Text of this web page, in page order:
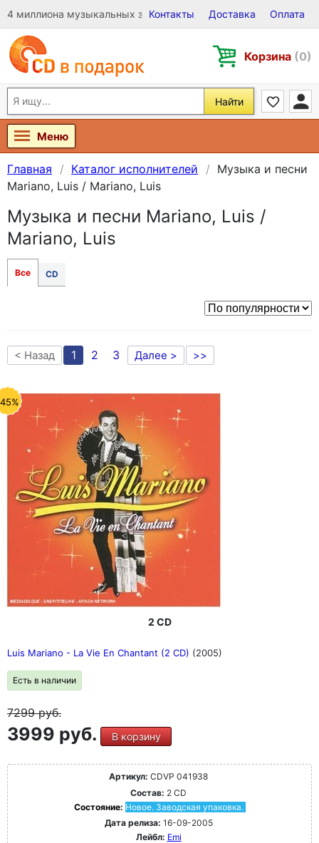
4 миллиона музыкальных записей на Виниле, CD и DVD
Контакты Доставка Оплата
Корзина (0)
Найти
Меню
Главная Каталог исполнителей
Музыка и песни
Mariano, Luis / Mariano, Luis
Музыка и песни Mariano, Luis /
Mariano, Luis
Все CD
< Назад 1 2 3 Далее > >>
2 CD
Luis Mariano - La Vie En Chantant (2 CD) (2005)
Есть в наличии
7299руб.
3999 руб. В корзину
Артикул: CDVP 041938
Состав: 2 CD
Состояние: Новое. Заводская упаковка.
Дата релиза: 16-09-2005
Лейбл: Emi